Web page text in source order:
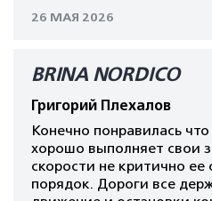
26 МАЯ 2026
BRINA NORDICO
Григорий Плехалов
Конечно понравилась
хорошо выполняет свои
скорости не критично
порядок. Дороги все